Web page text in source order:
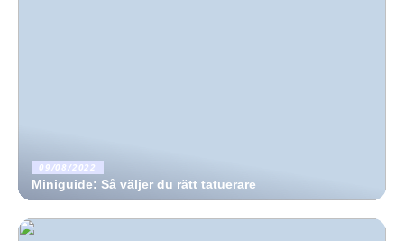
09/08/2022
Miniguide: Så väljer du rätt tatuerare